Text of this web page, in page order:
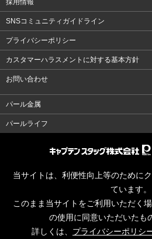
採用情報
SNSコミュニティガイドライン
プライバシーポリシー
カスタマーハラスメントに対する基本方針
お問い合わせ
パール金属
パールライフ
当サイトは、利便性向上等のために
ています。
このまま当サイトをご利用いただく
の使用に同意いただいたも
詳しくは、 プライバシーポリシ